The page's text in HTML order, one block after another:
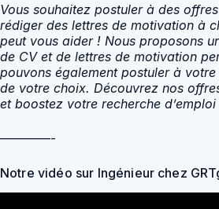
Vous souhaitez postuler à des
rédiger des lettres de motivation à
peut vous aider ! Nous proposons
de CV et de lettres de motivation
pouvons également postuler à
de votre choix. Découvrez nos
et boostez votre recherche d’emploi
————-
Notre vidéo sur Ingénieur chez